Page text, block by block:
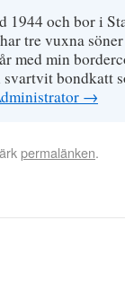
1944 och bor i
tre vuxna
med min
bondkatt
→
permalänken.